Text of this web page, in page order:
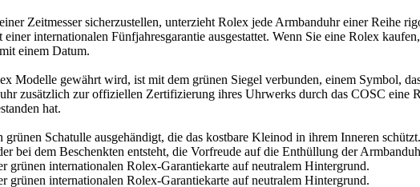
Zeitmesser sicherzustellen, unterzieht Rolex jede Armbanduhr einer Reihe
internationalen Fünfjahres­garantie ausgestattet. Wenn Sie eine Rolex
einem Datum.
Modelle gewährt wird, ist mit dem grünen Siegel verbunden, einem Symbol,
zusätzlich zur offiziellen Zertifizierung ihres Uhrwerks durch das COSC eine
hat.
grünen Schatulle ausgehändigt, die das kostbare Kleinod in ihrem Inneren
bei dem Beschenkten entsteht, die Vorfreude auf die Enthüllung der